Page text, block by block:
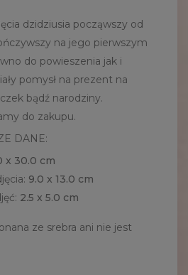
dzidziusia począwszy od
na jego pierwszym
do powieszenia jak i
pomysł na prezent na
bądź narodziny.
do zakupu.
DANE:
x 30.0 cm
9.0 x 13.0 cm
2.5 x 5.0 cm
ze srebra ani nie jest